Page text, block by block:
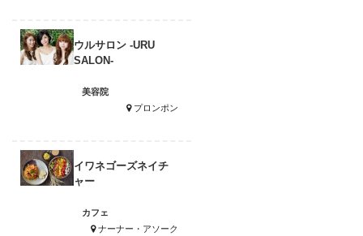
ウルサロン -URU
SALON-
美容院
プロンポン
イワネゴーズネイチ
ャー
カフェ
ナーナー・アソーク